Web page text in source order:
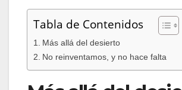
Tabla de Contenidos
Más allá del desierto
No reinventamos, y no hace falta